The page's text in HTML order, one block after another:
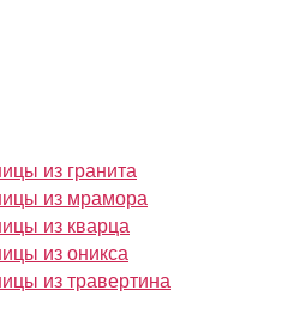
из гранита
из мрамора
из кварца
из оникса
из травертина